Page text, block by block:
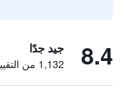
8.4 جيد جدًا
1,132 من التقييمات تم التحقق منها